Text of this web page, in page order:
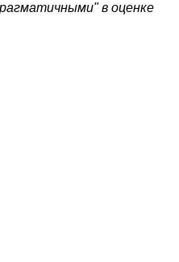
в оценке